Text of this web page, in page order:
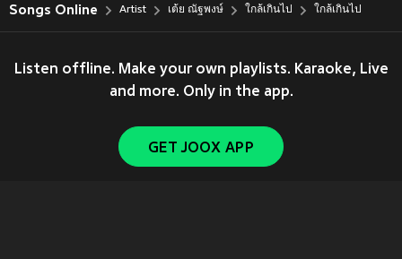
Songs Online Artist เต้ย ณัฐพงษ์ ใกล้เกินไป ใกล้เกินไป
Listen offline. Make your own playlists. Karaoke, Live
and more. Only in the app.
GET JOOX APP